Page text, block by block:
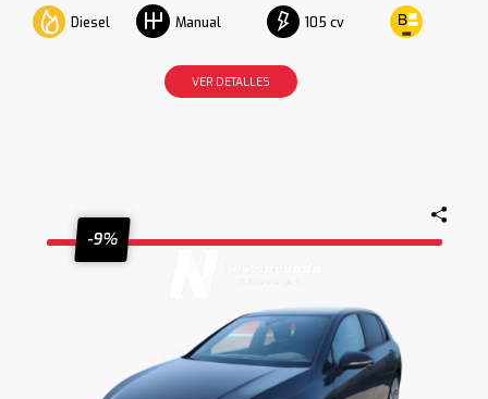
Diesel Manual 105 cv
VER DETALLES
-9%